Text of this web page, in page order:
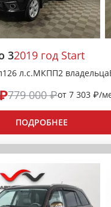
32019 год Start
126 л.с.МКПП2 владельца
779 000 ₽от 7 303 ₽/
ПОДРОБНЕЕ